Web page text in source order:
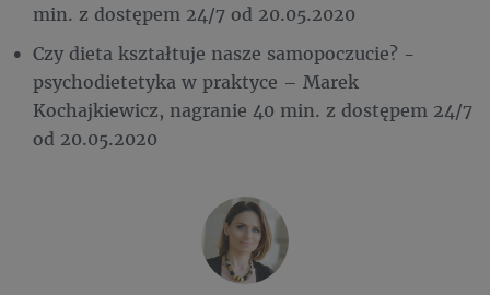
min. z dostępem 24/7 od 20.05.2020
Czy dieta kształtuje nasze samopoczucie? -
psychodietetyka w praktyce – Marek
Kochajkiewicz, nagranie 40 min. z dostępem 24/7
od 20.05.2020